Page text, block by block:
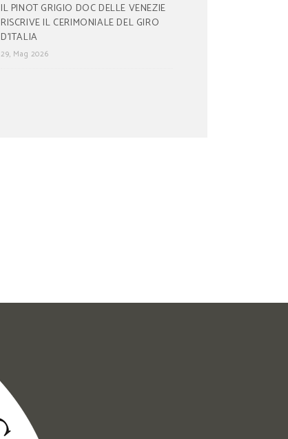
IL PINOT GRIGIO DOC DELLE VENEZIE
RISCRIVE IL CERIMONIALE DEL GIRO
D’ITALIA
29, Mag 2026